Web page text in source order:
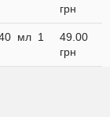
грн
мл 1
49.00
грн